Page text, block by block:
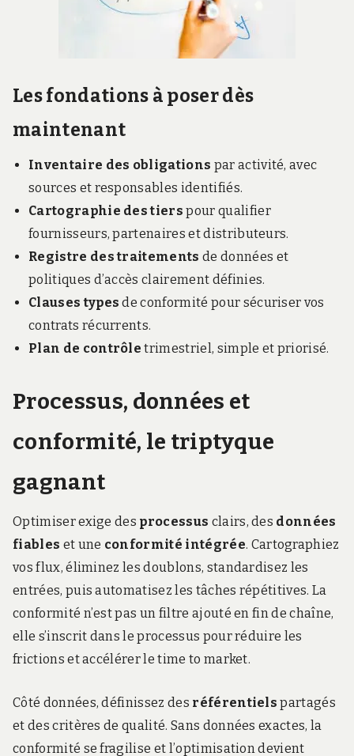
Les fondations à poser dès
maintenant
Inventaire des obligations par activité, avec
sources et responsables identifiés.
Cartographie des tiers pour qualifier
fournisseurs, partenaires et distributeurs.
Registre des traitements de données et
politiques d’accès clairement définies.
Clauses types de conformité pour sécuriser vos
contrats récurrents.
Plan de contrôle trimestriel, simple et priorisé.
Processus, données et
conformité, le triptyque
gagnant
Optimiser exige des processus clairs, des données
fiables et une conformité intégrée. Cartographiez
vos flux, éliminez les doublons, standardisez les
entrées, puis automatisez les tâches répétitives. La
conformité n’est pas un filtre ajouté en fin de chaîne,
elle s’inscrit dans le processus pour réduire les
frictions et accélérer le time to market.
Côté données, définissez des référentiels partagés
et des critères de qualité. Sans données exactes, la
conformité se fragilise et l’optimisation devient